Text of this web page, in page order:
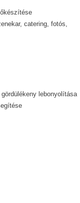
catering, fotós,
lebonyolítása